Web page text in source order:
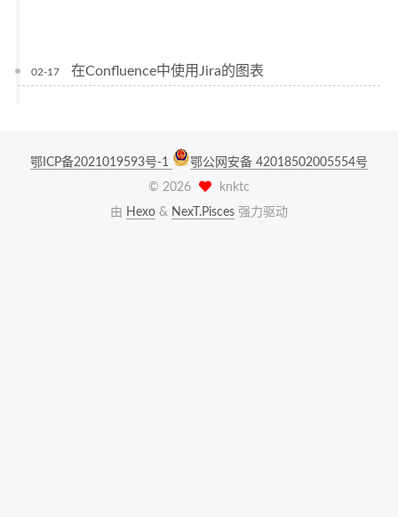
02-17 在Confluence中使用Jira的图表
鄂ICP备2021019593号-1
鄂公网安备 42018502005554号
© 2026
knktc
由 Hexo & NexT.Pisces 强力驱动